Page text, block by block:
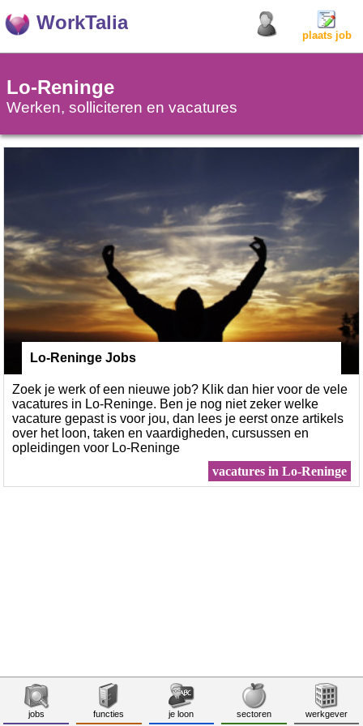
WorkTalia
plaats job
Lo-Reninge
Werken, solliciteren en vacatures
Lo-Reninge Jobs
Zoek je werk of een nieuwe job? Klik dan hier voor de vele
vacatures in Lo-Reninge. Ben je nog niet zeker welke
vacature gepast is voor jou, dan lees je eerst onze artikels
over het loon, taken en vaardigheden, cursussen en
opleidingen voor Lo-Reninge
vacatures in Lo-Reninge
jobs functies je loon sectoren werkgever